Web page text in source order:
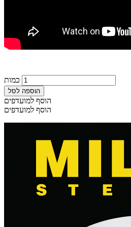
כמות
הוספה לסל
הוסף למועדפים
הוסף למועדפים